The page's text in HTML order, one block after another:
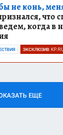
не конь,
что
когда в
ЭКСКЛЮЗИВ
ЕЩЕ